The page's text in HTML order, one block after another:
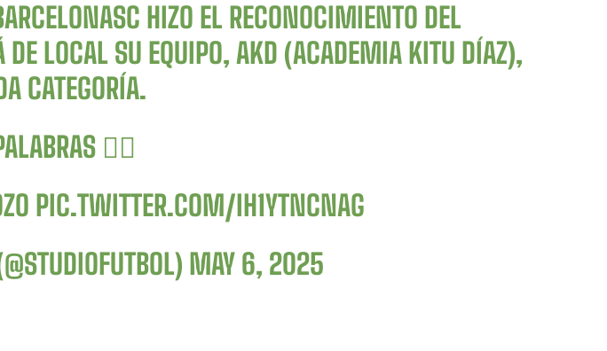
HIZO EL RECONOCIMIENTO DEL
DE LOCAL SU EQUIPO, AKD (ACADEMIA KITU DÍAZ),
CATEGORÍA.
👇🏻
PIC.TWITTER.COM/IH1YTNCNAG
MAY 6, 2025